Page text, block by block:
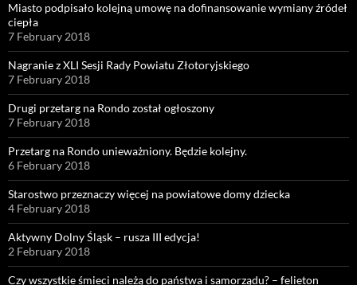
Miasto podpisało kolejną umowę na dofinansowanie wymiany źródeł
ciepła
7 February 2018
Nagranie z XLI Sesji Rady Powiatu Złotoryjskiego
7 February 2018
Drugi przetarg na Rondo został ogłoszony
7 February 2018
Przetarg na Rondo unieważniony. Będzie kolejny.
6 February 2018
Starostwo przeznaczy więcej na powiatowe domy dziecka
4 February 2018
Aktywny Dolny Śląsk – rusza III edycja!
2 February 2018
Czy wszystkie śmieci należą do państwa i samorządu? – felieton